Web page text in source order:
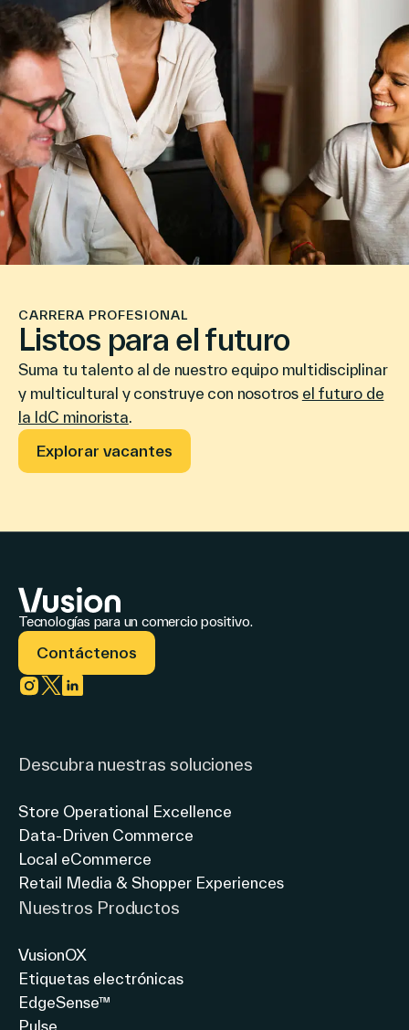
CARRERA PROFESIONAL
Listos para el futuro
Suma tu talento al de nuestro equipo multidisciplinar
y multicultural y construye con nosotros el futuro de
la IdC minorista.
Explorar vacantes
Tecnologías para un comercio positivo.
Contáctenos
Descubra nuestras soluciones
Store Operational Excellence
Data-Driven Commerce
Local eCommerce
Retail Media & Shopper Experiences
Nuestros Productos
VusionOX
Etiquetas electrónicas
EdgeSense™
Pulse